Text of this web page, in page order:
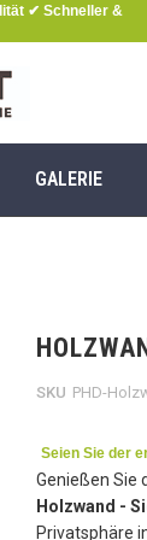
✔ Schneller &
GALERIE
SKU PHD-
Seien Sie der
Genießen Sie
Holzwand -
Privatsphäre